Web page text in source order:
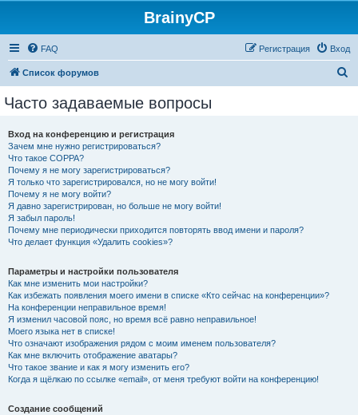
BrainyCP
FAQ Вход
Регистрация
Список форумов
Часто задаваемые вопросы
Вход на конференцию и регистрация
Зачем мне нужно регистрироваться?
Что такое COPPA?
Почему я не могу зарегистрироваться?
Я только что зарегистрировался, но не могу войти!
Почему я не могу войти?
Я давно зарегистрирован, но больше не могу войти!
Я забыл пароль!
Почему мне периодически приходится повторять ввод имени и пароля?
Что делает функция «Удалить cookies»?
Параметры и настройки пользователя
Как мне изменить мои настройки?
Как избежать появления моего имени в списке «Кто сейчас на конференции»?
На конференции неправильное время!
Я изменил часовой пояс, но время всё равно неправильное!
Моего языка нет в списке!
Что означают изображения рядом с моим именем пользователя?
Как мне включить отображение аватары?
Что такое звание и как я могу изменить его?
Когда я щёлкаю по ссылке «email», от меня требуют войти на конференцию!
Создание сообщений